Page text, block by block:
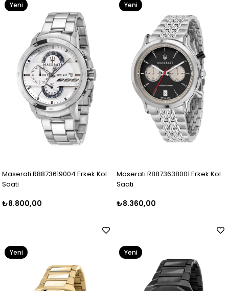
Maserati R8873619004 Erkek Kol
Saati
₺8.800,00
Yeni
Maserati R8873638001 Erkek Kol
Saati
₺8.360,00
Yeni
Yeni
Yeni